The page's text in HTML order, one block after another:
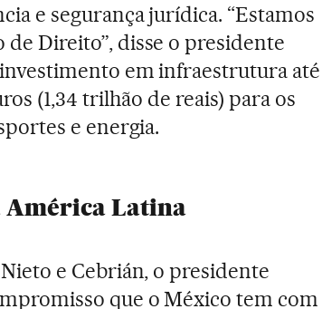
e segurança jurídica. “Estamos
Direito”, disse o presidente
em infraestrutura até
(1,34 trilhão de reais) para os
e energia.
América Latina
e Cebrián, o presidente
que o México tem com